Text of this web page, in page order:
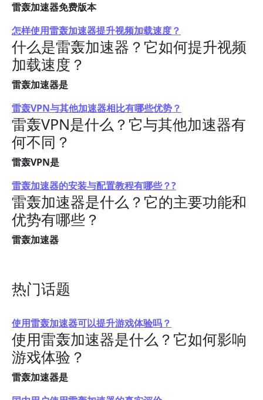
雷轰加速器免费版本
怎样使用雷轰加速器提升视频加载速度？
什么是雷轰加速器？它如何提升视频
加载速度？
雷轰加速器是
雷轰VPN与其他加速器相比有哪些优势？
雷轰VPN是什么？它与其他加速器有
何不同？
雷轰VPN是
雷轰加速器的安装与配置教程有哪些？?
雷轰加速器是什么？它的主要功能和
优势有哪些？
雷轰加速器
热门话题
使用雷轰加速器可以提升游戏体验吗？
使用雷轰加速器是什么？它如何影响
游戏体验？
雷轰加速器是